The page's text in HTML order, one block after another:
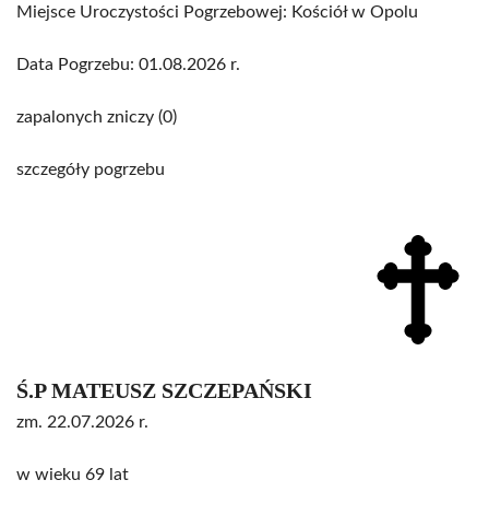
Miejsce Uroczystości Pogrzebowej: Kościół w Opolu
Data Pogrzebu: 01.08.2026 r.
zapalonych zniczy (0)
szczegóły pogrzebu
Ś.P MATEUSZ SZCZEPAŃSKI
zm. 22.07.2026 r.
w wieku 69 lat